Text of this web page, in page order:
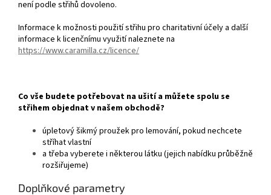
není podle střihů dovoleno.
Informace k možnosti použití střihu pro charitativní účely a další
informace k licenčnímu využití naleznete na
https://www.caramilla.cz/licence/
Co vše budete potřebovat na ušití a můžete spolu se
střihem objednat v našem obchodě?
úpletový šikmý proužek pro lemování, pokud nechcete
stříhat vlastní
a třeba vyberete i některou látku (jejich nabídku průběžně
rozšiřujeme)
Doplňkové parametry